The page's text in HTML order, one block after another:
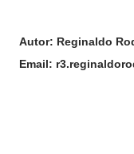
Autor: Reginaldo
Email: